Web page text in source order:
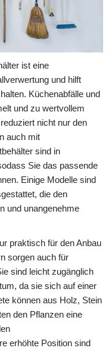
ist eine
und hilft
Küchenabfälle und
und zu wertvollem
nicht nur den
auch mit
sind in
Sie das passende
Einige Modelle sind
die den
und unangenehme
praktisch für den Anbau
sorgen auch für
sind leicht zugänglich
da sie sich auf einer
können aus Holz, Stein
den Pflanzen eine
erhöhte Position sind